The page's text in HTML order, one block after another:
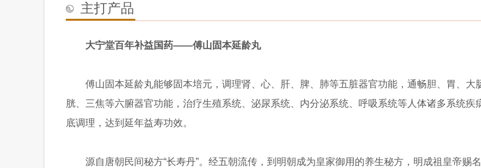
主打产品
大宁堂百年补益国药——傅山固本延龄丸
傅山固本延龄丸能够固本培元，调理肾、心、肝、脾、肺等五脏器官功能，通畅胆、胃、大
胱、三焦等六腑器官功能，治疗生殖系统、泌尿系统、内分泌系统、呼吸系统等人体诸多系统疾
底调理，达到延年益寿功效。
源自唐朝民间秘方“长寿丹”。经五朝流传，到明朝成为皇家御用的养生秘方，明成祖皇帝赐名